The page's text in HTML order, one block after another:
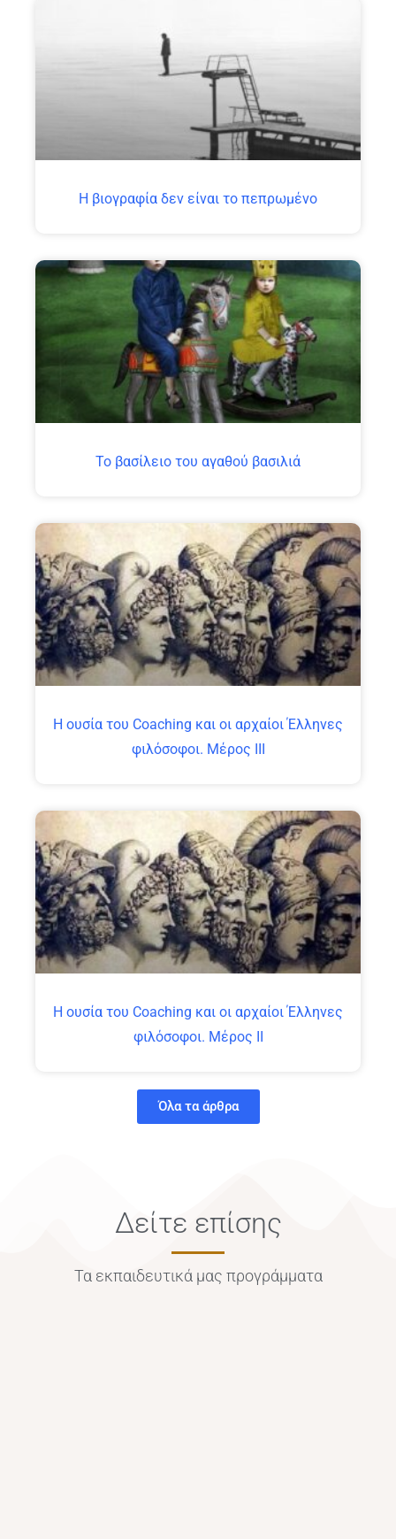
H βιογραφία δεν είναι το πεπρωμένο
Το βασίλειο του αγαθού βασιλιά
Η ουσία του Coaching και οι αρχαίοι Έλληνες
φιλόσοφοι. Μέρος ΙΙΙ
Η ουσία του Coaching και οι αρχαίοι Έλληνες
φιλόσοφοι. Μέρος ΙΙ
Όλα τα άρθρα
Δείτε επίσης
Τα εκπαιδευτικά μας προγράμματα